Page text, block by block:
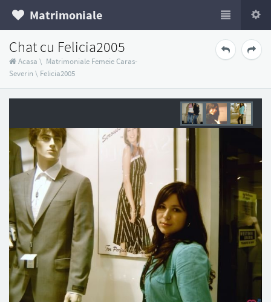
Matrimoniale
Chat cu Felicia2005
Acasa \ Matrimoniale Femeie Caras-
Severin \ Felicia2005